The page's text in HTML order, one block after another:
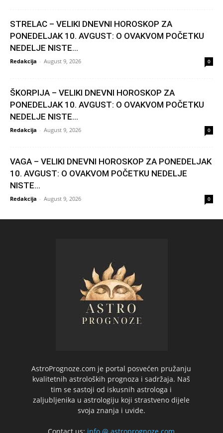
STRELAC – VELIKI DNEVNI HOROSKOP ZA
PONEDELJAK 10. AVGUST: O OVAKVOM POČETKU
NEDELJE NISTE...
Redakcija - August 9, 2026 0
ŠKORPIJA – VELIKI DNEVNI HOROSKOP ZA
PONEDELJAK 10. AVGUST: O OVAKVOM POČETKU
NEDELJE NISTE...
Redakcija - August 9, 2026 0
VAGA – VELIKI DNEVNI HOROSKOP ZA PONEDELJAK
10. AVGUST: O OVAKVOM POČETKU NEDELJE
NISTE...
Redakcija - August 9, 2026 0
AstroPrognoze.com je portal posvećen pružanju
kvalitetnih astroloških prognoza i sadržaja. Naš
tim se sastoji od iskusnih astrologa i
zaljubljenika u astrologiju koji strastveno dijele
svoja znanja i uvide.